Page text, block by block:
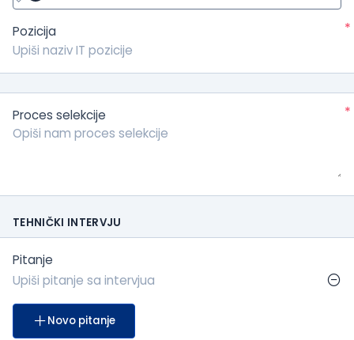
Pozicija *
Proces selekcije *
TEHNIČKI INTERVJU
Pitanje
Novo pitanje